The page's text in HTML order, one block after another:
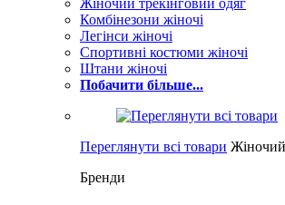
Жіночий трекінговий одяг
Комбінезони жіночі
Легінси жіночі
Спортивні костюми жіночі
Штани жіночі
Побачити більше...
Переглянути всі товари
Бренди